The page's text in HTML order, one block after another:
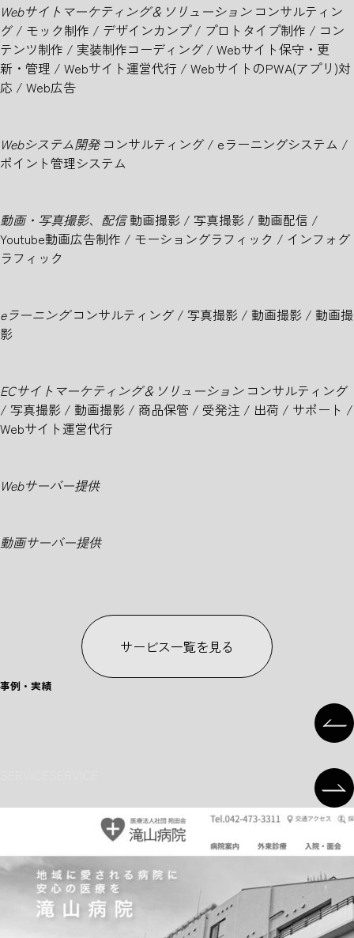
ADVANTAGEADVANTAGE
Webサイトマーケティング＆ソリューション コンサルティン
グ / モック制作 / デザインカンプ / プロトタイプ制作 / コン
テンツ制作 / 実装制作コーディング / Webサイト保守・更
新・管理 / Webサイト運営代行 / WebサイトのPWA(アプリ)対
応 / Web広告
Webシステム開発 コンサルティング / eラーニングシステム /
ポイント管理システム
動画・写真撮影、配信動画撮影 / 写真撮影 / 動画配信 /
Youtube動画広告制作 / モーショングラフィック / インフォグ
ラフィック
eラーニング コンサルティング / 写真撮影 / 動画撮影 / 動画撮
影
ECサイトマーケティング＆ソリューション コンサルティング
/ 写真撮影 / 動画撮影 / 商品保管 / 受発注 / 出荷 / サポート /
Webサイト運営代行
Webサーバー提供
動画サーバー提供
サービス一覧を見る
事例・実績